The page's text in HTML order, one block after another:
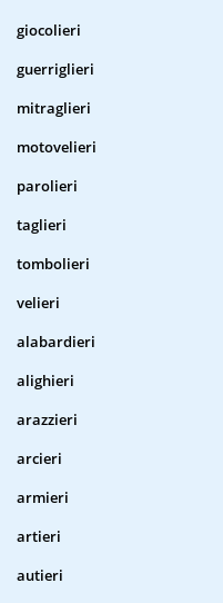
giocolieri
guerriglieri
mitraglieri
motovelieri
parolieri
taglieri
tombolieri
velieri
alabardieri
alighieri
arazzieri
arcieri
armieri
artieri
autieri